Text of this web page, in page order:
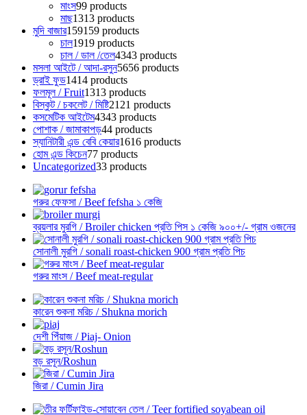
মাংস99 products
মাছ1313 products
মুদি বাজার159159 products
চাল1919 products
চাল / ডাল /তেল4343 products
মসলা আইটে / আদা-রসুন5656 products
ড্রাই ফুড1414 products
ফলমূল / Fruit1313 products
বিস্কুট / চকলেট / মিষ্টি21 21 products
কসমেটিক আইটেম4343 products
পোশাক / জামাকাপড়44 products
স্যানিটারী এন্ড বেবি কেয়ার1616 products
হোম এন্ড কিচেন77 products
Uncategorized33 products
গরুর ফেফসা / Beef fefsha ১ কেজি
ব্রয়লার মুরগি / Broiler chicken প্রতি পিস ১ কেজি ৯০০+/- গ্রাম ওজনের
সোনালী মুরগি / sonali roast-chicken 900 গ্রাম প্রতি পিচ
গরুর মাংস / Beef meat-regular
কারেন শুকনা মরিচ / Shukna morich
দেশী পিঁয়াজ / Piaj- Onion
বড় রসূন/Roshun
জিরা / Cumin Jira